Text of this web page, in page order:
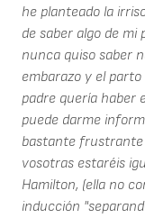
he planteado la
de saber algo de
nunca quiso saber
embarazo y el
padre quería haber
puede darme
bastante frustrante
vosotras estaréis
Hamilton, (ella no
inducción